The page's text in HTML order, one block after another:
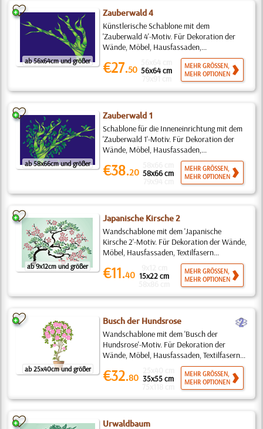
ab 56x64cm und größer
Zauberwald 4
Künstlerische Schablone mit dem
'Zauberwald 4'-Motiv. Für Dekoration der
Wände, Möbel, Hausfassaden,...
€27.50 56x64 cm
MEHR GRÖSSEN,
MEHR OPTIONEN
ab 58x66cm und größer
Zauberwald 1
Schablone für die Inneneinrichtung mit dem
'Zauberwald 1'-Motiv. Für Dekoration der
Wände, Möbel, Hausfassaden,...
€38.20 58x66 cm
MEHR GRÖSSEN,
MEHR OPTIONEN
ab 9x12cm und größer
Japanische Kirsche 2
Wandschablone mit dem 'Japanische
Kirsche 2'-Motiv. Für Dekoration der Wände,
Möbel, Hausfassaden, Textilfasern...
€11.40 15x22 cm
MEHR GRÖSSEN,
MEHR OPTIONEN
ab 25x40cm und größer
Busch der Hundsrose b
Wandschablone mit dem 'Busch der
Hundsrose'-Motiv. Für Dekoration der
Wände, Möbel, Hausfassaden, Textilfasern...
€32.80 35x55 cm
MEHR GRÖSSEN,
MEHR OPTIONEN
Urwaldbaum